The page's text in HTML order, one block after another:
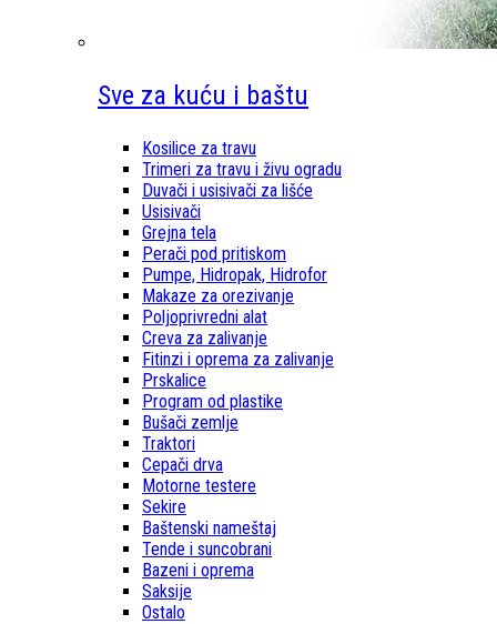
Sve za kuću i baštu
Kosilice za travu
Trimeri za travu i živu ogradu
Duvači i usisivači za lišće
Usisivači
Grejna tela
Perači pod pritiskom
Pumpe, Hidropak, Hidrofor
Makaze za orezivanje
Poljoprivredni alat
Creva za zalivanje
Fitinzi i oprema za zalivanje
Prskalice
Program od plastike
Bušači zemlje
Traktori
Cepači drva
Motorne testere
Sekire
Baštenski nameštaj
Tende i suncobrani
Bazeni i oprema
Saksije
Ostalo